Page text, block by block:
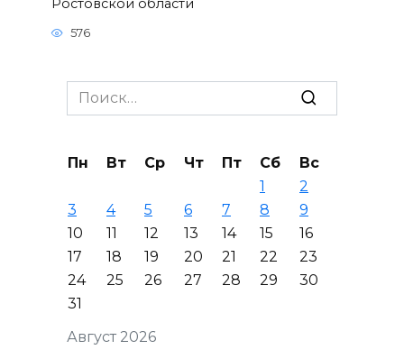
Ростовской области
576
Search
for:
Август 2026
Пн Вт Ср Чт Пт Сб
Вс
1
2
3
4 5 6 7 8
9
10
11 12 13 14 15
16
17
18 19 20 21 22
23
24
25 26 27 28 29
30
31